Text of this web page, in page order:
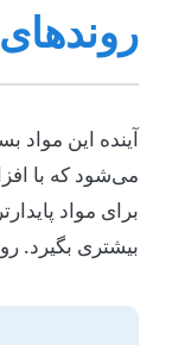
آینده این مواد
می‌شود که با
برای مواد
بیشتری بگیرد.